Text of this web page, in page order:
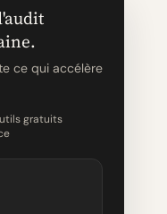
ce qui accélère
gratuits